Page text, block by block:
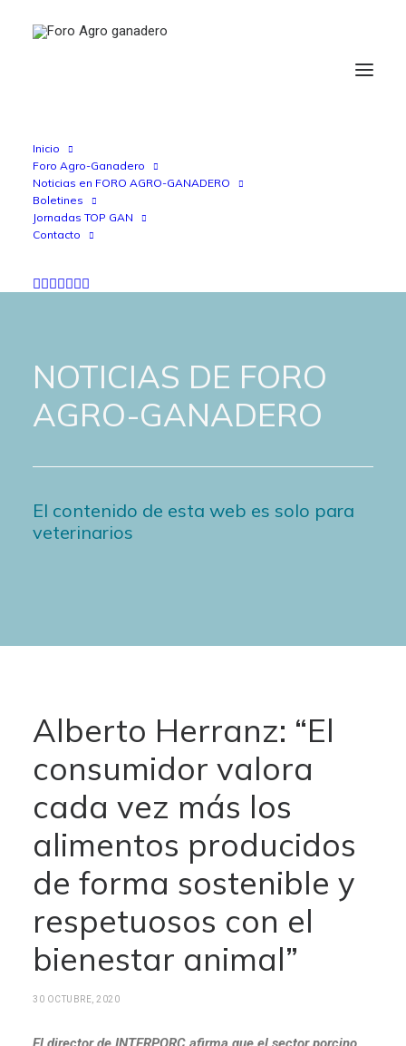
Inicio
Foro Agro-Ganadero
Noticias en FORO AGRO-GANADERO
Boletines
Jornadas TOP GAN
Contacto
NOTICIAS DE FORO
AGRO-GANADERO
El contenido de esta web es solo para
veterinarios
Alberto Herranz: “El
consumidor valora
cada vez más los
alimentos producidos
de forma sostenible y
respetuosos con el
bienestar animal”
30 OCTUBRE, 2020